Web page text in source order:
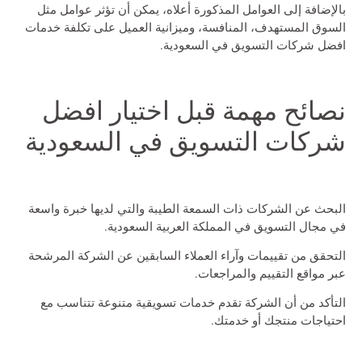
بالإضافة إلى العوامل المذكورة أعلاه، يمكن أن تؤثر عوامل مثل
السوق المستهدف، المنافسة، وميزانية العميل على تكلفة خدمات
افضل شركات التسويق في السعودية.
نصائح مهمة قبل اختيار افضل
شركات التسويق في السعودية
البحث عن الشركات ذات السمعة الطيبة والتي لديها خبرة واسعة
في مجال التسويق في المملكة العربية السعودية.
التحقق من تقييمات وآراء العملاء السابقين عن الشركة المرشحة
عبر مواقع التقييم والمراجعات.
التأكد من أن الشركة تقدم خدمات تسويقية متنوعة تتناسب مع
احتياجات منتجك أو خدمتك.